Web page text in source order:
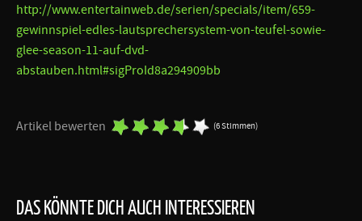
http://www.entertainweb.de/serien/specials/item/659-
gewinnspiel-edles-lautsprechersystem-von-teufel-sowie-
glee-season-11-auf-dvd-
abstauben.html#sigProId8a294909bb
Artikel bewerten (6 Stimmen)
DAS KÖNNTE DICH AUCH INTERESSIEREN